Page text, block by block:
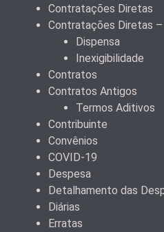
Contratações Diretas
Contratações Diretas
Dispensa
Inexigibilidade
Contratos
Contratos Antigos
Termos Aditivos
Contribuinte
Convênios
COVID-19
Despesa
Detalhamento das
Diárias
Erratas